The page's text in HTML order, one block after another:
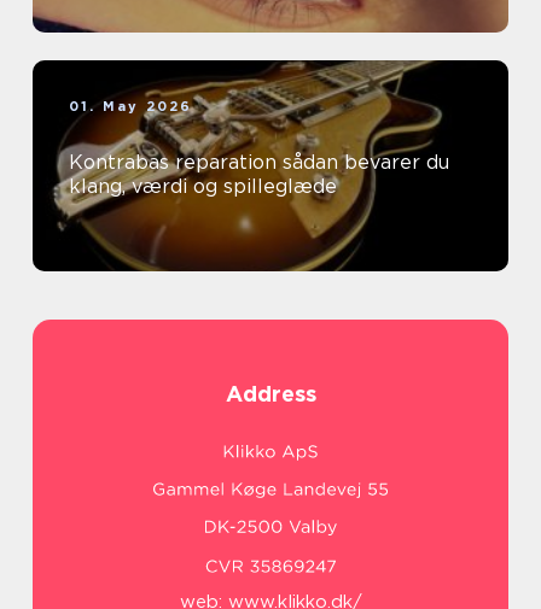
01. May 2026
Kontrabas reparation sådan bevarer du
klang, værdi og spilleglæde
Address
web: www.klikko.dk/